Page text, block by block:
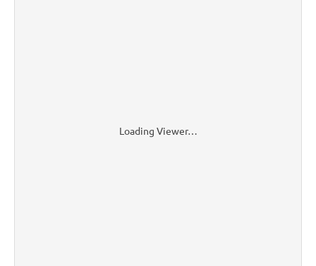
Loading Viewer…